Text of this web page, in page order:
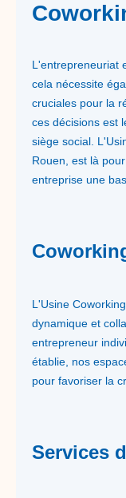
L'entrepreneuriat
cela nécessite
cruciales pour la
ces décisions est
siège social.
Rouen, est là
entreprise une
L'Usine
dynamique et
entrepreneur
établie, nos
pour favoriser la
Services